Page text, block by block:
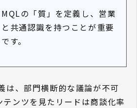
MQLの「質」を定義し、営業
と共通認識を持つことが重要
です。
は、部門横断的な議論が不可
ンツを見たリードは商談化率